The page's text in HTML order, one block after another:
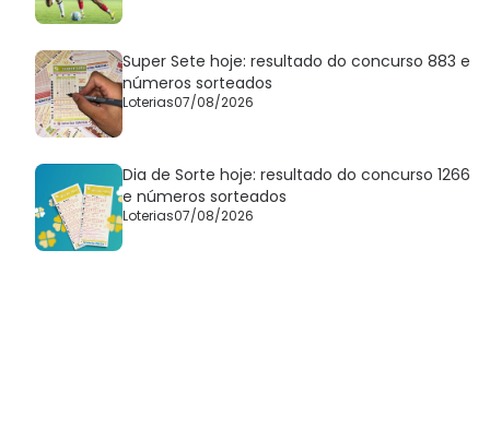
Super Sete hoje: resultado do concurso 883 e
números sorteados
Loterias07/08/2026
Dia de Sorte hoje: resultado do concurso 1266
e números sorteados
Loterias07/08/2026